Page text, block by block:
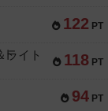
122 PT
118 PT
ライト
94 PT